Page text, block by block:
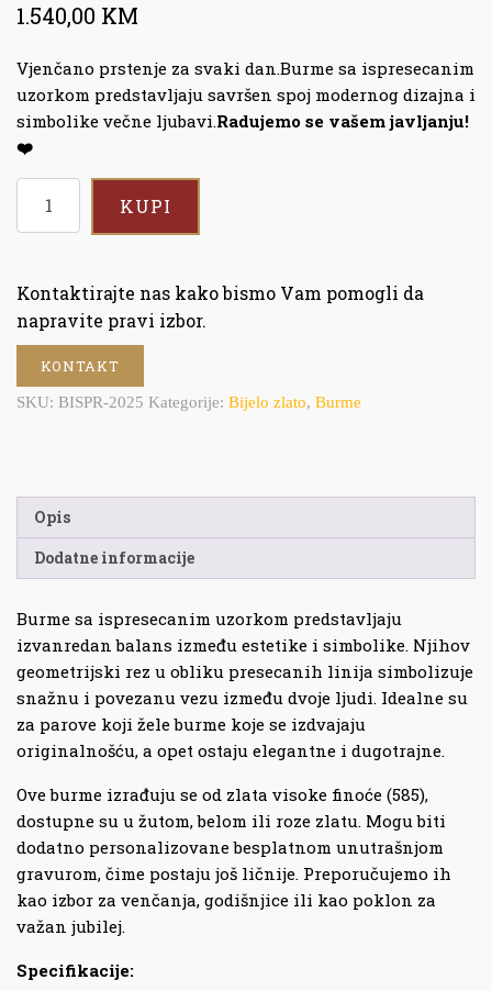
1.540,00 KM
Vjenčano prstenje za svaki dan.Burme sa ispresecanim
uzorkom predstavljaju savršen spoj modernog dizajna i
simbolike večne ljubavi.Radujemo se vašem javljanju!
❤
KUPI
Kontaktirajte nas kako bismo Vam pomogli da
napravite pravi izbor.
KONTAKT
SKU: BISPR-2025 Kategorije: Bijelo zlato, Burme
Opis
Dodatne informacije
Burme sa ispresecanim uzorkom predstavljaju
izvanredan balans između estetike i simbolike. Njihov
geometrijski rez u obliku presecanih linija simbolizuje
snažnu i povezanu vezu između dvoje ljudi. Idealne su
za parove koji žele burme koje se izdvajaju
originalnošću, a opet ostaju elegantne i dugotrajne.
Ove burme izrađuju se od zlata visoke finoće (585),
dostupne su u žutom, belom ili roze zlatu. Mogu biti
dodatno personalizovane besplatnom unutrašnjom
gravurom, čime postaju još ličnije. Preporučujemo ih
kao izbor za venčanja, godišnjice ili kao poklon za
važan jubilej.
Specifikacije: